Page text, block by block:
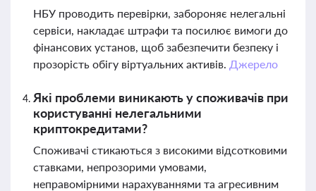
НБУ проводить перевірки, забороняє нелегальні
сервіси, накладає штрафи та посилює вимоги до
фінансових установ, щоб забезпечити безпеку і
прозорість обігу віртуальних активів. Джерело
Які проблеми виникають у споживачів при
користуванні нелегальними
криптокредитами?
Споживачі стикаються з високими відсотковими
ставками, непрозорими умовами,
неправомірними нарахуваннями та агресивним